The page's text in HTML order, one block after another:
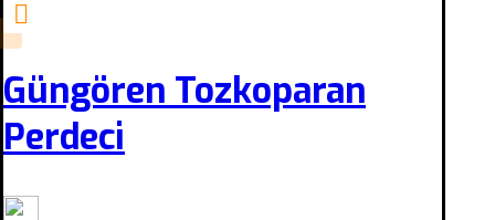
Güngören Tozkoparan
Perdeci